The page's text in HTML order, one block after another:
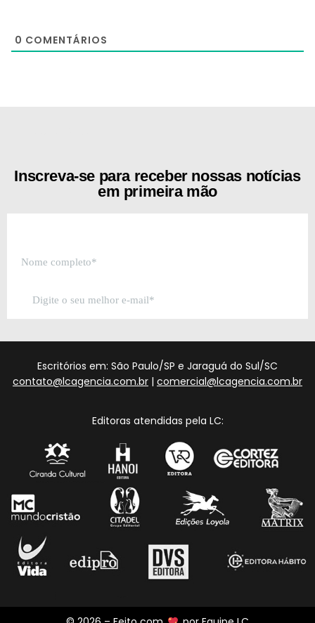
0 COMENTÁRIOS
Inscreva-se para receber nossas notícias
em primeira mão
Escritórios em: São Paulo/SP e Jaraguá do Sul/SC
contato@lcagencia.com.br | comercial@lcagencia.com.br
Editoras atendidas pela LC: